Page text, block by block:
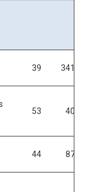
39 341
53 40
44 87